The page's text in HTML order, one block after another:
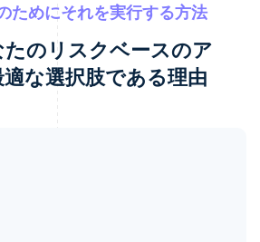
ためにそれを実行する方法
のリスクベースのア
な選択肢である理由